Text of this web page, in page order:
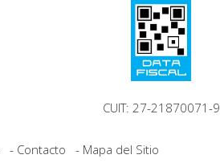
CUIT: 27-21870071-9
Contacto Mapa del Sitio